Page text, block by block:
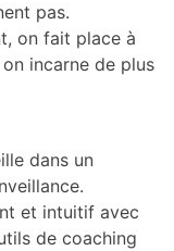
pas.
on fait place à
incarne de plus
dans un
et intuitif avec
de coaching